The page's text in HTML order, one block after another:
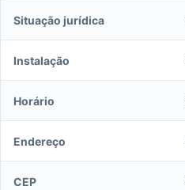
Situação jurídica
Instalação
Horário
Endereço
CEP